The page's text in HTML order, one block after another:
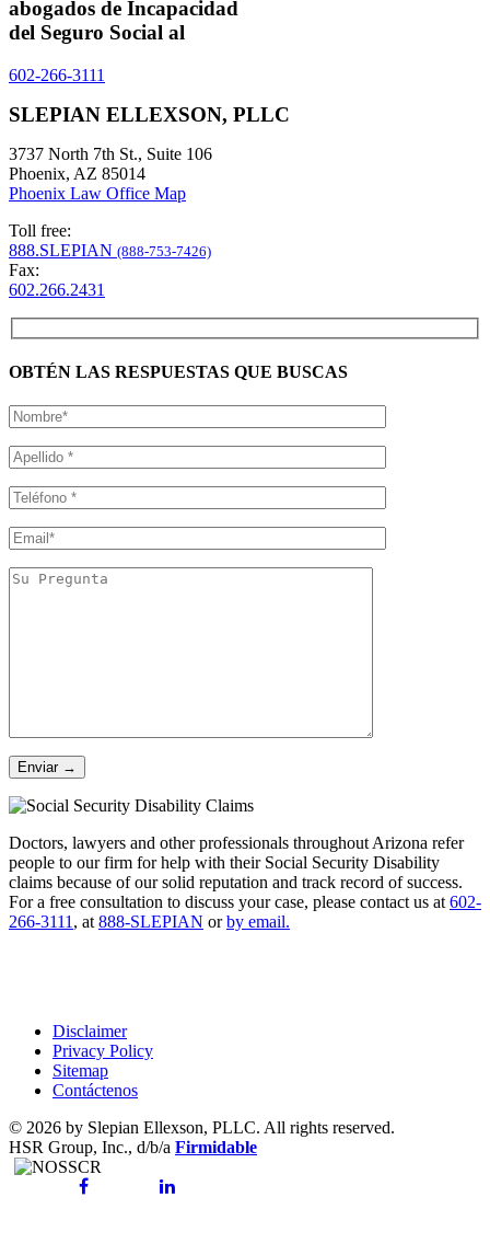
abogados de Incapacidad
del Seguro Social al
602-266-3111
SLEPIAN ELLEXSON, PLLC
3737 North 7th St., Suite 106
Phoenix, AZ 85014
Phoenix Law Office Map
Toll free:
888.SLEPIAN (888-753-7426)
Fax:
602.266.2431
OBTÉN LAS RESPUESTAS QUE BUSCAS
Doctors, lawyers and other professionals throughout Arizona refer
people to our firm for help with their Social Security Disability
claims because of our solid reputation and track record of success.
For a free consultation to discuss your case, please contact us at 602-
266-3111 , at 888-SLEPIAN orby email.
Disclaimer
Privacy Policy
Sitemap
Contáctenos
© 2026 by Slepian Ellexson, PLLC. All rights reserved.
HSR Group, Inc., d/b/a Firmidable